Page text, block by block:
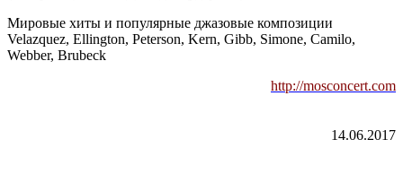
Мировые хиты и популярные джазовые композиции
Velazquez, Ellington, Peterson, Kern, Gibb, Simone, Camilo,
Webber, Brubeck
http://mosconcert.com
14.06.2017